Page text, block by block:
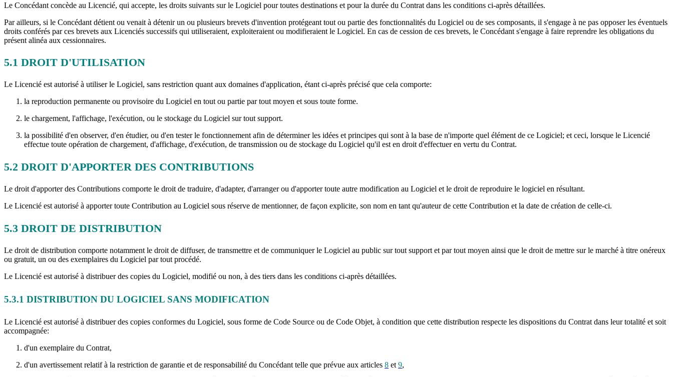
Le Concédant concède au Licencié, qui accepte, les droits suivants sur le Logiciel pour toutes destinations et pour la durée du Contrat dans les conditions ci-après détaillées.
Par ailleurs, si le Concédant détient ou venait à détenir un ou plusieurs brevets d'invention protégeant tout ou partie des fonctionnalités du Logiciel ou de ses composants, il s'engage à ne pas opposer les éventuels
droits conférés par ces brevets aux Licenciés successifs qui utiliseraient, exploiteraient ou modifieraient le Logiciel. En cas de cession de ces brevets, le Concédant s'engage à faire reprendre les obligations du
présent alinéa aux cessionnaires.
5.1 DROIT D'UTILISATION
Le Licencié est autorisé à utiliser le Logiciel, sans restriction quant aux domaines d'application, étant ci-après précisé que cela comporte:
la reproduction permanente ou provisoire du Logiciel en tout ou partie par tout moyen et sous toute forme.
le chargement, l'affichage, l'exécution, ou le stockage du Logiciel sur tout support.
la possibilité d'en observer, d'en étudier, ou d'en tester le fonctionnement afin de déterminer les idées et principes qui sont à la base de n'importe quel élément de ce Logiciel; et ceci, lorsque le Licencié
effectue toute opération de chargement, d'affichage, d'exécution, de transmission ou de stockage du Logiciel qu'il est en droit d'effectuer en vertu du Contrat.
5.2 DROIT D'APPORTER DES CONTRIBUTIONS
Le droit d'apporter des Contributions comporte le droit de traduire, d'adapter, d'arranger ou d'apporter toute autre modification au Logiciel et le droit de reproduire le logiciel en résultant.
Le Licencié est autorisé à apporter toute Contribution au Logiciel sous réserve de mentionner, de façon explicite, son nom en tant qu'auteur de cette Contribution et la date de création de celle-ci.
5.3 DROIT DE DISTRIBUTION
Le droit de distribution comporte notamment le droit de diffuser, de transmettre et de communiquer le Logiciel au public sur tout support et par tout moyen ainsi que le droit de mettre sur le marché à titre onéreux
ou gratuit, un ou des exemplaires du Logiciel par tout procédé.
Le Licencié est autorisé à distribuer des copies du Logiciel, modifié ou non, à des tiers dans les conditions ci-après détaillées.
5.3.1 DISTRIBUTION DU LOGICIEL SANS MODIFICATION
Le Licencié est autorisé à distribuer des copies conformes du Logiciel, sous forme de Code Source ou de Code Objet, à condition que cette distribution respecte les dispositions du Contrat dans leur totalité et soit
accompagnée:
d'un exemplaire du Contrat,
d'un avertissement relatif à la restriction de garantie et de responsabilité du Concédant telle que prévue aux articles 8 et 9,